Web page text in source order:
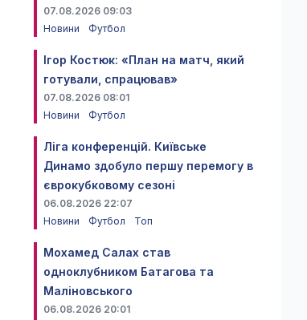
07.08.2026 09:03
Новини
Футбол
Ігор Костюк: «План на матч, який
готували, спрацював»
07.08.2026 08:01
Новини
Футбол
Ліга конференцій. Київське
Динамо здобуло першу перемогу в
єврокубковому сезоні
06.08.2026 22:07
Новини
Футбол Топ
Мохамед Салах став
одноклубником Батагова та
Маліновського
06.08.2026 20:01